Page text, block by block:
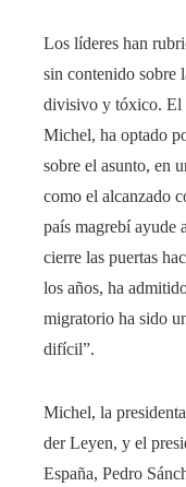
Los líderes han
sin contenido sobre
divisivo y tóxico. El
Michel, ha optado
sobre el asunto, en
como el alcanzado
país magrebí ayude
cierre las puertas
los años, ha
migratorio ha sido
difícil”.
Michel, la
der Leyen, y el
España, Pedro